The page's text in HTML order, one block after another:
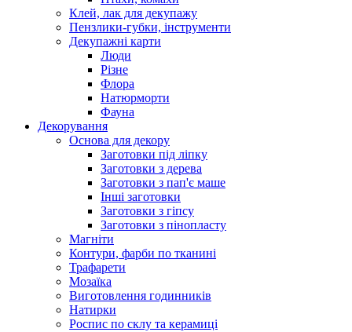
Клей, лак для декупажу
Пензлики-губки, інструменти
Декупажні карти
Люди
Різне
Флора
Натюрморти
Фауна
Декорування
Основа для декору
Заготовки під ліпку
Заготовки з дерева
Заготовки з пап'є маше
Інші заготовки
Заготовки з гіпсу
Заготовки з пінопласту
Магніти
Контури, фарби по тканині
Трафарети
Мозаїка
Виготовлення годинників
Натирки
Роспис по склу та керамиці